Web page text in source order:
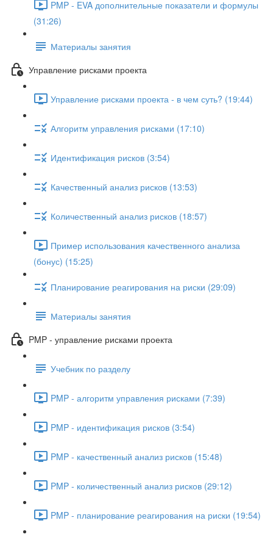
PMP - EVA дополнительные показатели и формулы
(31:26)
Материалы занятия
Управление рисками проекта
Управление рисками проекта - в чем суть? (19:44)
Алгоритм управления рисками (17:10)
Идентификация рисков (3:54)
Качественный анализ рисков (13:53)
Количественный анализ рисков (18:57)
Пример использования качественного анализа
(бонус) (15:25)
Планирование реагирования на риски (29:09)
Материалы занятия
PMP - управление рисками проекта
Учебник по разделу
PMP - алгоритм управления рисками (7:39)
PMP - идентификация рисков (3:54)
PMP - качественный анализ рисков (15:48)
PMP - количественный анализ рисков (29:12)
PMP - планирование реагирования на риски (19:54)